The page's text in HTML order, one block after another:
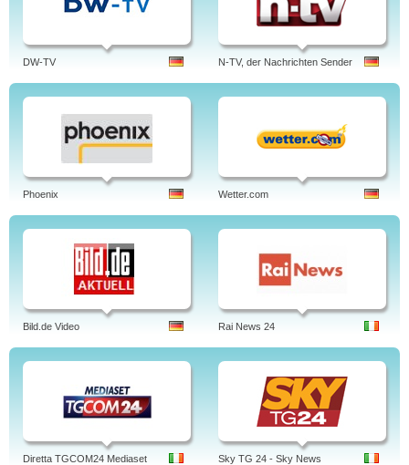
DW-TV N-TV, der Nachrichten Sender
Phoenix Wetter.com
Bild.de Video Rai News 24
Diretta TGCOM24 Mediaset Sky TG 24 - Sky News